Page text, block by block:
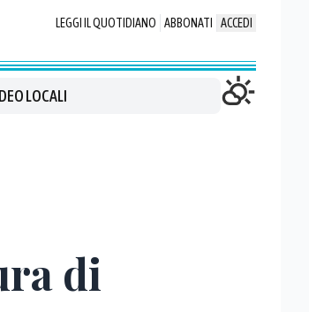
LEGGI IL QUOTIDIANO ABBONATI ACCEDI
LOCALI
di